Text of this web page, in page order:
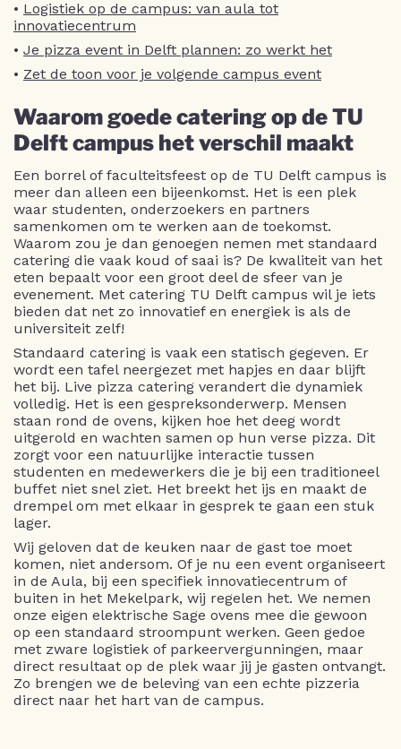
• Logistiek op de campus: van aula tot
innovatiecentrum
• Je pizza event in Delft plannen: zo werkt het
• Zet de toon voor je volgende campus event
Waarom goede catering op de TU
Delft campus het verschil maakt
Een borrel of faculteitsfeest op de TU Delft campus is
meer dan alleen een bijeenkomst. Het is een plek
waar studenten, onderzoekers en partners
samenkomen om te werken aan de toekomst.
Waarom zou je dan genoegen nemen met standaard
catering die vaak koud of saai is? De kwaliteit van het
eten bepaalt voor een groot deel de sfeer van je
evenement. Met catering TU Delft campus wil je iets
bieden dat net zo innovatief en energiek is als de
universiteit zelf!
Standaard catering is vaak een statisch gegeven. Er
wordt een tafel neergezet met hapjes en daar blijft
het bij. Live pizza catering verandert die dynamiek
volledig. Het is een gespreksonderwerp. Mensen
staan rond de ovens, kijken hoe het deeg wordt
uitgerold en wachten samen op hun verse pizza. Dit
zorgt voor een natuurlijke interactie tussen
studenten en medewerkers die je bij een traditioneel
buffet niet snel ziet. Het breekt het ijs en maakt de
drempel om met elkaar in gesprek te gaan een stuk
lager.
Wij geloven dat de keuken naar de gast toe moet
komen, niet andersom. Of je nu een event organiseert
in de Aula, bij een specifiek innovatiecentrum of
buiten in het Mekelpark, wij regelen het. We nemen
onze eigen elektrische Sage ovens mee die gewoon
op een standaard stroompunt werken. Geen gedoe
met zware logistiek of parkeervergunningen, maar
direct resultaat op de plek waar jij je gasten ontvangt.
Zo brengen we de beleving van een echte pizzeria
direct naar het hart van de campus.